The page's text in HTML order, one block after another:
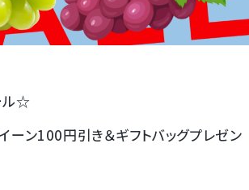
ル☆
ーン100円引き＆ギフトバッグプレゼン